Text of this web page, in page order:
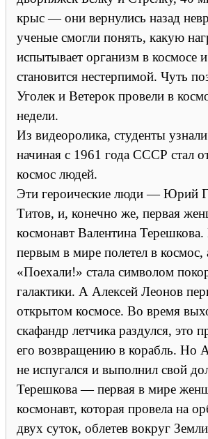
крыс — они вернулись назад
ученые смогли понять, какую
испытывает организм в космосе
становится нестерпимой. Чуть
Уголек и Ветерок провели в
недели.
Из видеоролика, студенты
начиная с 1961 года СССР стал
космос людей.
Эти героические люди — Юрий
Титов, и, конечно же, первая
космонавт Валентина
первым в мире полетел в космос,
«Поехали!» стала символом
галактики. А Алексей Леонов
открытом космосе. Во время
скафандр летчика раздулся, это
его возвращению в корабль. Но
не испугался и выполнил свой
Терешкова — первая в мире
космонавт, которая провела на
двух суток, облетев вокруг